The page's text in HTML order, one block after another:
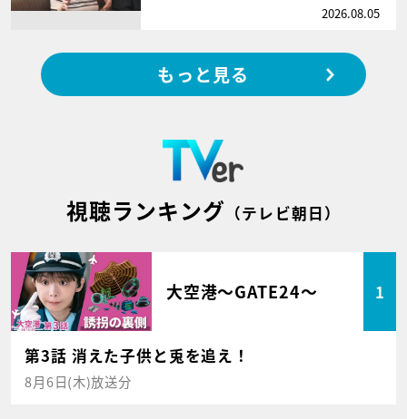
2026.08.05
もっと見る
視聴ランキング （テレビ朝日）
大空港～GATE24～ 1
第3話 消えた子供と兎を追え！
8月6日(木)放送分